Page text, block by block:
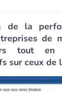
la
de
tout en
sur ceux de